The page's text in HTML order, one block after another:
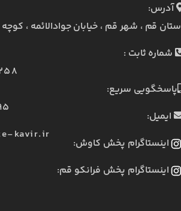
آدرس:
قم ، شهر قم ، خیابان جوادالائمه ، کوچه ۲۴ ، پلاک ۳
شماره ثابت :
پاسخگویی سریع:
ایمیل:
kavir.ir
اینستاگرام پخش کاوش:
اینستاگرام پخش فرانکو قم: